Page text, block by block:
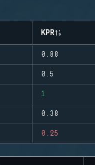
KPR
0.88
0.5
1
0.38
0.25